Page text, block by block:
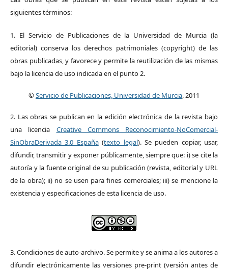
siguientes términos:
1. El Servicio de Publicaciones de la Universidad de Murcia (la
editorial) conserva los derechos patrimoniales (copyright) de las
obras publicadas, y favorece y permite la reutilización de las mismas
bajo la licencia de uso indicada en el punto 2.
©Servicio de Publicaciones, Universidad de Murcia, 2011
2. Las obras se publican en la edición electrónica de la revista bajo
una licencia Creative Commons Reconocimiento-NoComercial-
SinObraDerivada 3.0 España(texto legal). Se pueden copiar, usar,
difundir, transmitir y exponer públicamente, siempre que: i) se cite la
autoría y la fuente original de su publicación (revista, editorial y URL
de la obra); ii) no se usen para fines comerciales; iii) se mencione la
existencia y especificaciones de esta licencia de uso.
3. Condiciones de auto-archivo. Se permite y se anima a los autores a
difundir electrónicamente las versiones pre-print (versión antes de